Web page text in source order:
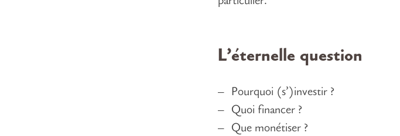
L’éternelle question
Pourquoi (s’)investir ?
Quoi financer ?
Que monétiser ?